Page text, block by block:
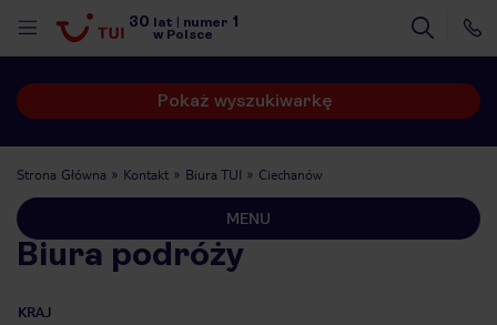
30 lat numer 1
w Polsce
Pokaż wyszukiwarkę
Strona Główna Kontakt Biura TUI Ciechanów
MENU
Biura podróży
KRAJ